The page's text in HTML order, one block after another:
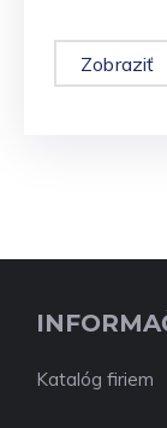
Zobraziť
Katalóg firiem